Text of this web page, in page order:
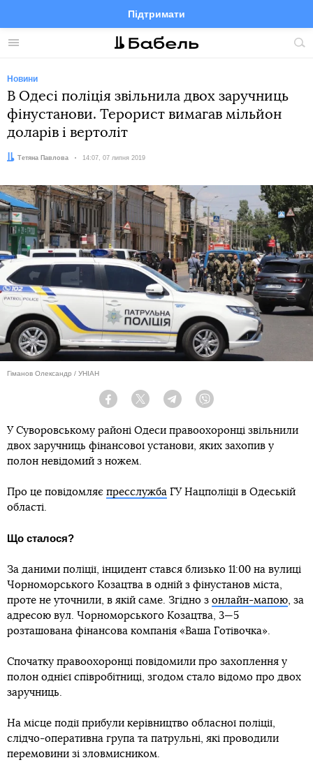
Меню
Підтримати
FacebookTelegramTwitter
Новини
В Одесі поліція звільнила двох заручниць
фінустанови. Терорист вимагав мільйон
доларів і вертоліт
Автор:
Тетяна Павлова Дата:
14:07, 07 липня 2019
Гіманов Олександр / УНІАН
Facebook Twitter Telegram
У Суворовському районі Одеси правоохоронці звільнили
двох заручниць фінансової установи, яких захопив у
полон невідомий з ножем.
Про це повідомляє пресслужба ГУ Нацполіції в Одеській
області.
Що сталося?
За даними поліції, інцидент стався близько 11:00 на вулиці
Чорноморського Козацтва в одній з фінустанов міста,
проте не уточнили, в якій саме. Згідно з онлайн-мапою, за
адресою вул. Чорноморського Козацтва, 3—5
розташована фінансова компанія «Ваша Готівочка».
Спочатку правоохоронці повідомили про захоплення у
полон однієї співробітниці, згодом стало відомо про двох
заручниць.
На місце події прибули керівництво обласної поліції,
слідчо-оперативна група та патрульні, які проводили
перемовини зі зловмисником.